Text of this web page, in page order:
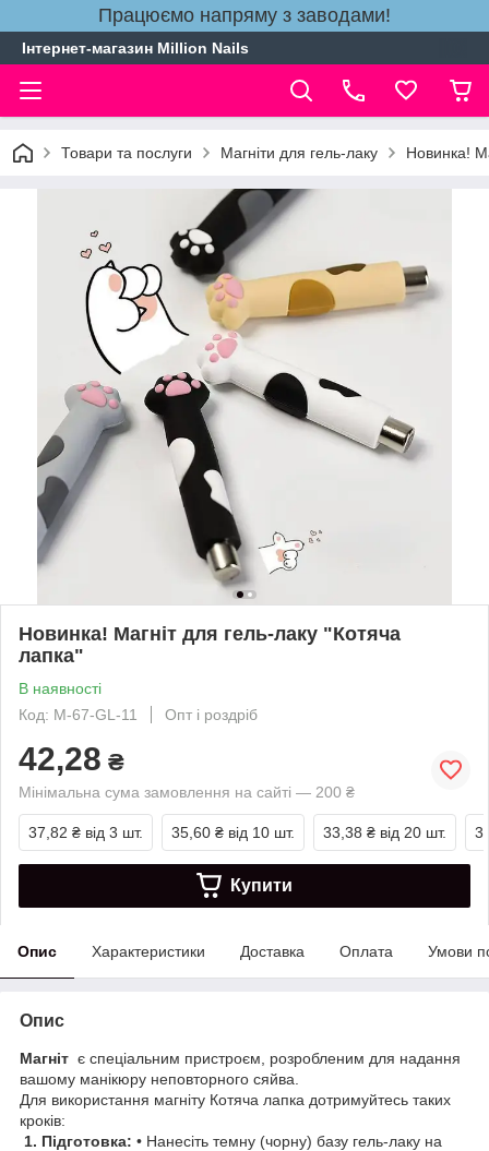
Працюємо напряму з заводами!
Інтернет-магазин Million Nails
Товари та послуги Магніти для гель-лаку Новинка!
Новинка! Магніт для гель-лаку "Котяча
лапка"
В наявності
Код: М-67-GL-11
Опт і роздріб
42,28 ₴
Мінімальна сума замовлення на сайті — 200 ₴
37,82 ₴ від 3 шт. 35,60 ₴ від 10 шт. 33,38 ₴ від 20 шт.
Купити
Опис Характеристики Доставка Оплата Умови
Опис
Магніт є спеціальним пристроєм, розробленим для надання
вашому манікюру неповторного сяйва.
Для використання магніту Котяча лапка дотримуйтесь таких
кроків:
1. Підготовка: • Нанесіть темну (чорну) базу гель-лаку на